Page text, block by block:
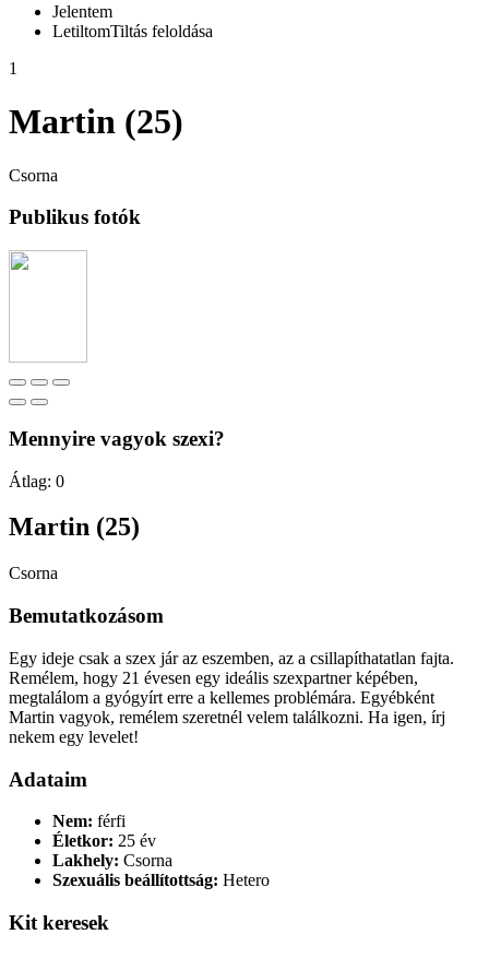
Jelentem
LetiltomTiltás feloldása
1
Martin (25)
Csorna
Publikus fotók
Mennyire vagyok szexi?
Átlag: 0
Martin (25)
Csorna
Bemutatkozásom
Egy ideje csak a szex jár az eszemben, az a csillapíthatatlan fajta.
Remélem, hogy 21 évesen egy ideális szexpartner képében,
megtalálom a gyógyírt erre a kellemes problémára. Egyébként
Martin vagyok, remélem szeretnél velem találkozni. Ha igen, írj
nekem egy levelet!
Adataim
Nem: férfi
Életkor: 25 év
Lakhely: Csorna
Szexuális beállítottság: Hetero
Kit keresek